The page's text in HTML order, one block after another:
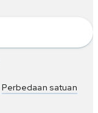
Perbedaan satuan